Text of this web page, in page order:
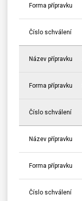
Forma přípravku
Číslo schválení
Název přípravku
Forma přípravku
Číslo schválení
Název přípravku
Forma přípravku
Číslo schválení